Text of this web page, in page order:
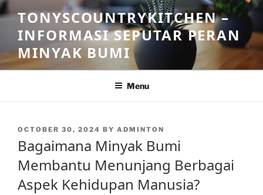
Skip
to
content
TONYSCOUNTRYKITCHEN –
INFORMASI SEPUTAR PERAN
MINYAK BUMI
Menu
POSTED
OCTOBER 30, 2024 BY ADMINTON
Bagaimana Minyak Bumi
Membantu Menunjang Berbagai
Aspek Kehidupan Manusia?